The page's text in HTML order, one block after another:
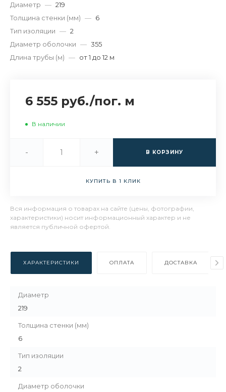
Диаметр — 219
Толщина стенки (мм) — 6
Тип изоляции — 2
Диаметр оболочки — 355
Длина трубы (м) — от 1 до 12 м
6 555 руб./пог. м
В наличии
- + В КОРЗИНУ
КУПИТЬ В 1 КЛИК
Вся информация о товарах на сайте (цены, фотографии,
характеристики) носит информационный характер и не
является публичной офертой.
ХАРАКТЕРИСТИКИ ОПЛАТА ДОСТАВКА
Диаметр
219
Толщина стенки (мм)
6
Тип изоляции
2
Диаметр оболочки